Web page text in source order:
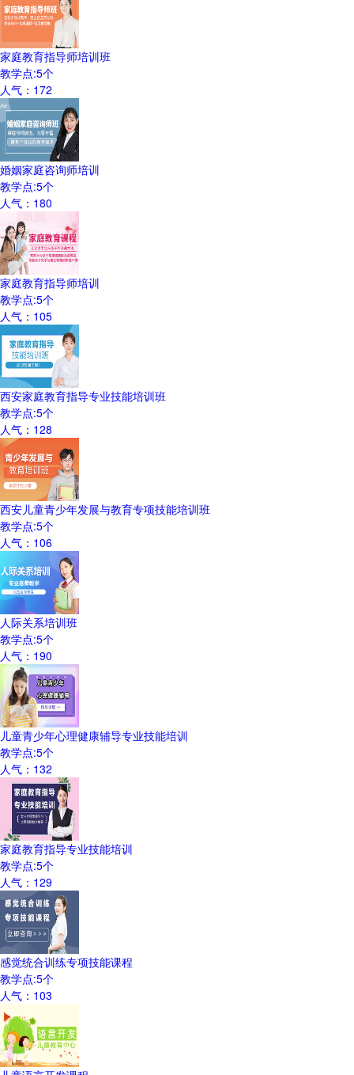
家庭教育指导师培训班
教学点:5个
人气： 172
婚姻家庭咨询师培训
教学点:5个
人气： 180
家庭教育指导师培训
教学点:5个
人气： 105
西安家庭教育指导专业技能培训班
教学点:5个
人气： 128
西安儿童青少年发展与教育专项技能培训班
教学点:5个
人气： 106
人际关系培训班
教学点:5个
人气： 190
儿童青少年心理健康辅导专业技能培训
教学点:5个
人气： 132
家庭教育指导专业技能培训
教学点:5个
人气： 129
感觉统合训练专项技能课程
教学点:5个
人气： 103